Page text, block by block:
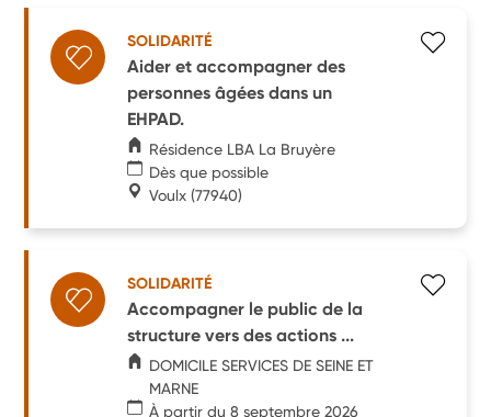
SOLIDARITÉ
Aider et accompagner des
personnes âgées dans un
EHPAD.
Résidence LBA La Bruyère
Dès que possible
Voulx (77940)
SOLIDARITÉ
Accompagner le public de la
structure vers des actions ...
DOMICILE SERVICES DE SEINE ET
MARNE
À partir du 8 septembre 2026